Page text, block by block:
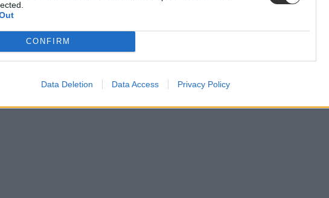
CONFIRM
Data Deletion Data Access Privacy Policy